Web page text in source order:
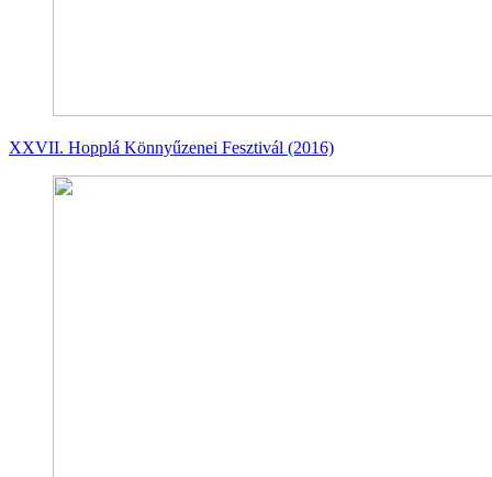
XXVII. Hopplá Könnyűzenei Fesztivál (2016)